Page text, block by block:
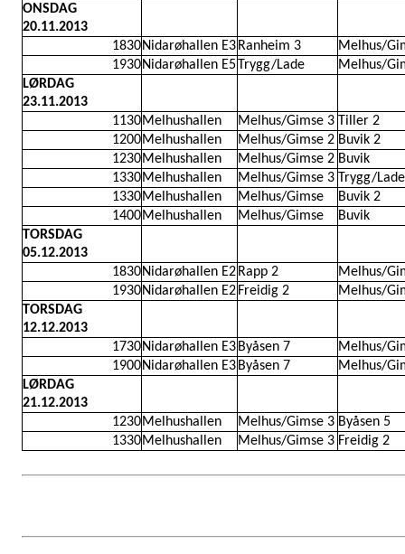
ONSDAG
20.11.2013
1830Nidarøhallen E3 Ranheim 3
Melhus/
1930Nidarøhallen E5Trygg/Lade
Melhus/
LØRDAG
23.11.2013
1130Melhushallen Melhus/Gimse 3 Tiller 2
1200Melhushallen Melhus/Gimse 2 Buvik 2
1230Melhushallen Melhus/Gimse 2 Buvik
1330Melhushallen Melhus/Gimse 3 Trygg/Lade
1330Melhushallen Melhus/Gimse
Buvik 2
1400Melhushallen Melhus/Gimse
Buvik
TORSDAG
05.12.2013
1830Nidarøhallen E2 Rapp 2
Melhus/
1930Nidarøhallen E2 Freidig 2
Melhus/
TORSDAG
12.12.2013
1730Nidarøhallen E3 Byåsen 7
Melhus/
1900Nidarøhallen E3 Byåsen 7
Melhus/
LØRDAG
21.12.2013
1230Melhushallen Melhus/Gimse 3 Byåsen 5
1330Melhushallen Melhus/Gimse 3 Freidig 2